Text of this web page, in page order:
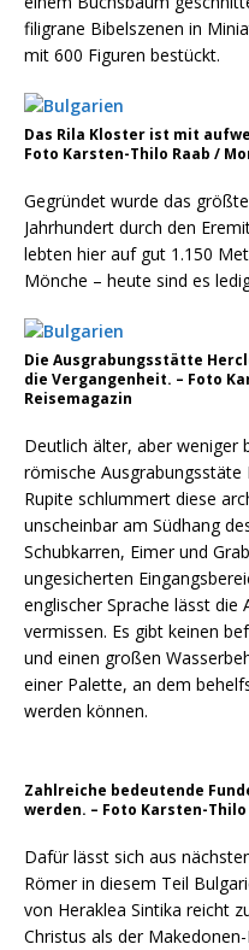
filigrane Bibelszenen in
mit 600 Figuren bestückt.
Das Rila Kloster ist mit
Foto Karsten-Thilo Raab /
Gegründet wurde das
Jahrhundert durch den
lebten hier auf gut 1.150
Mönche – heute sind es
Die Ausgrabungsstätte
die Vergangenheit. – Foto
Reisemagazin
Deutlich älter, aber weniger
römische Ausgrabungsstäte
Rupite schlummert diese
unscheinbar am Südhang
Schubkarren, Eimer und
ungesicherten
englischer Sprache lässt
vermissen. Es gibt keinen
und einen großen
einer Palette, an dem
werden können.
Zahlreiche bedeutende
werden. – Foto Karsten-
Dafür lässt sich aus
Römer in diesem Teil
von Heraklea Sintika reicht
Christus als der